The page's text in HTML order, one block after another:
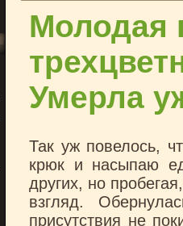
Молодая
Умерла
Так уж повелось,
крюк и насыпаю
других, но
взгляд.
присутствия не